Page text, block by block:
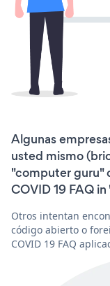
Algunas
usted mismo
"computer guru"
COVID 19 FAQ
Otros intentan
código abierto o
COVID 19 FAQ